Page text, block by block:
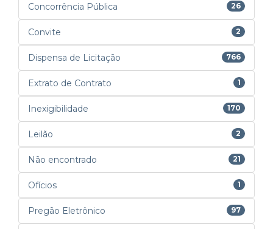
Concorrência Pública 26
Convite 2
Dispensa de Licitação 766
Extrato de Contrato 1
Inexigibilidade 170
Leilão 2
Não encontrado 21
Ofícios 1
Pregão Eletrônico 97